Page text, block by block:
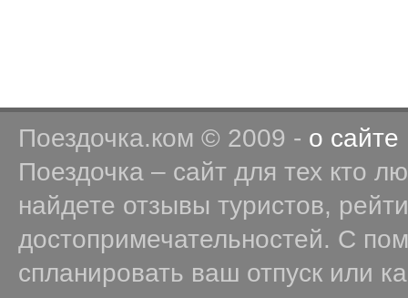
Поездочка.ком © 2009 - о сайте
Поездочка – сайт для тех кто
найдете отзывы туристов,
достопримечательностей. С
спланировать ваш отпуск или